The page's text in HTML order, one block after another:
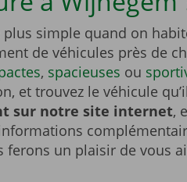
simple quand on
de véhicules près de
, spacieuses ou
et trouvez le véhicule
sur notre site internet,
ferons un plaisir de vous